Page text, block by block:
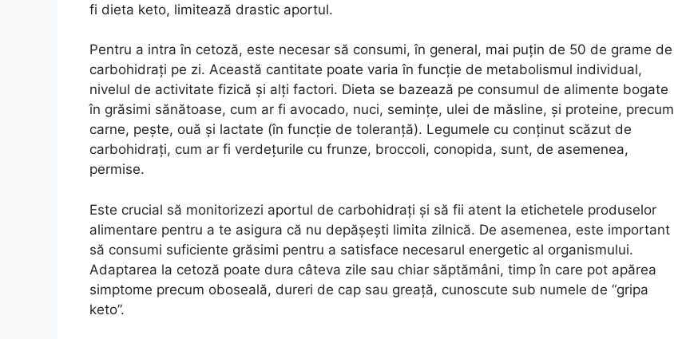
fi dieta keto, limitează drastic aportul.
Pentru a intra în cetoză, este necesar să consumi, în general, mai puțin de 50 de grame de
carbohidrați pe zi. Această cantitate poate varia în funcție de metabolismul individual,
nivelul de activitate fizică și alți factori. Dieta se bazează pe consumul de alimente bogate
în grăsimi sănătoase, cum ar fi avocado, nuci, semințe, ulei de măsline, și proteine, precum
carne, pește, ouă și lactate (în funcție de toleranță). Legumele cu conținut scăzut de
carbohidrați, cum ar fi verdețurile cu frunze, broccoli, conopida, sunt, de asemenea,
permise.
Este crucial să monitorizezi aportul de carbohidrați și să fii atent la etichetele produselor
alimentare pentru a te asigura că nu depășești limita zilnică. De asemenea, este important
să consumi suficiente grăsimi pentru a satisface necesarul energetic al organismului.
Adaptarea la cetoză poate dura câteva zile sau chiar săptămâni, timp în care pot apărea
simptome precum oboseală, dureri de cap sau greață, cunoscute sub numele de “gripa
keto”.